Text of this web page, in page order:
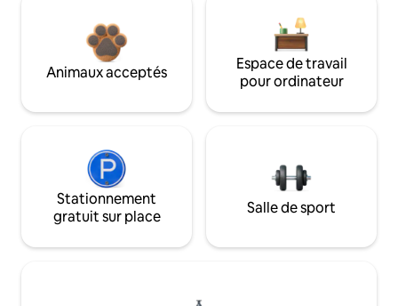
Animaux acceptés
Espace de travail
pour ordinateur
Stationnement
gratuit sur place
Salle de sport